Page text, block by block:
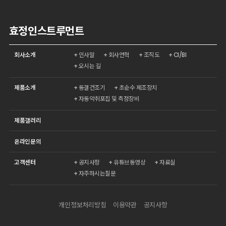
효정인스트루먼트
회사소개 인사말 회사연혁 조직도
CI/BI
오시는 길
제품소개 동결건조기
초순수 제조장치
자동악취포집 및 측정장비
제품갤러리
온라인문의
고객센터 공지사항 유튜브동영상
자료실
자주하시는질문
개인정보처리방침 이용약관 공지사항